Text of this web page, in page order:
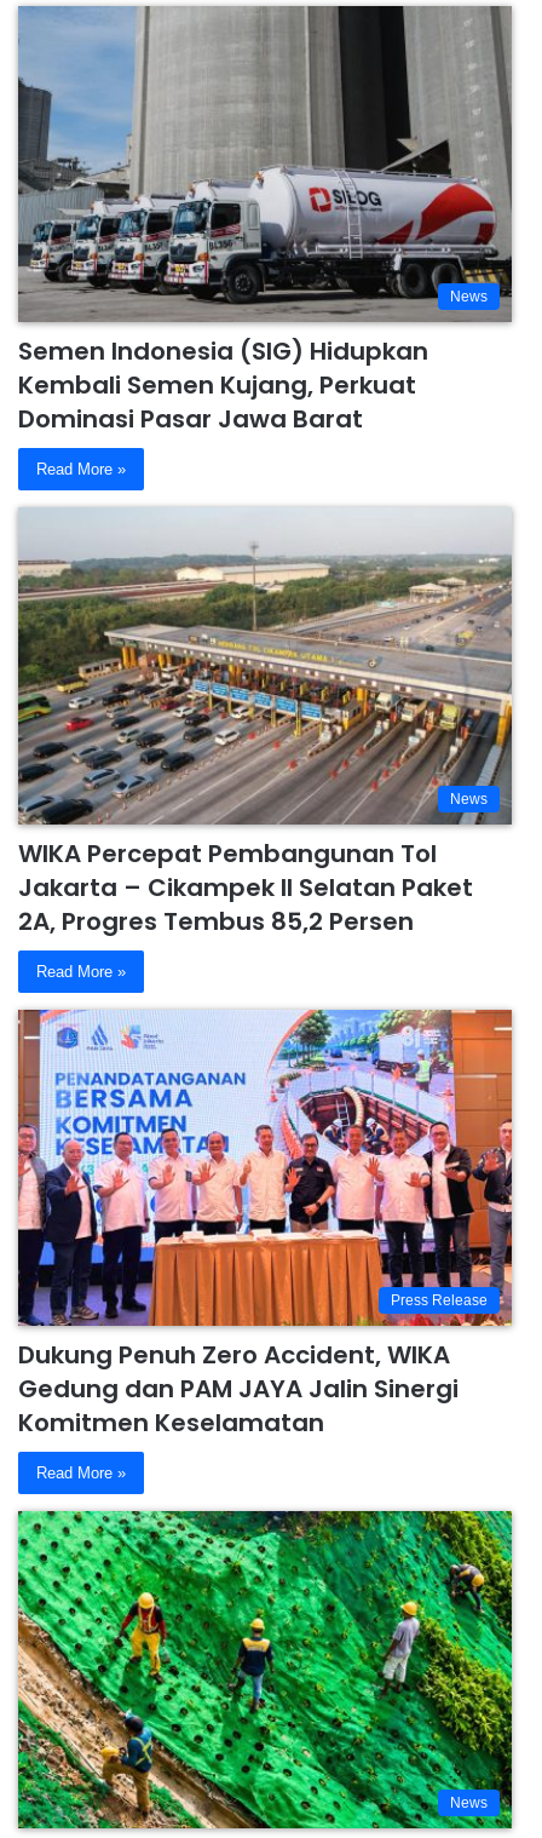
News
Semen Indonesia (SIG) Hidupkan
Kembali Semen Kujang, Perkuat
Dominasi Pasar Jawa Barat
Read More »
News
WIKA Percepat Pembangunan Tol
Jakarta – Cikampek II Selatan Paket
2A, Progres Tembus 85,2 Persen
Read More »
Press Release
Dukung Penuh Zero Accident, WIKA
Gedung dan PAM JAYA Jalin Sinergi
Komitmen Keselamatan
Read More »
News